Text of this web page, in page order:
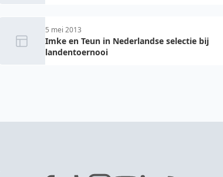
5 mei 2013
Imke en Teun in Nederlandse selectie bij
landentoernooi